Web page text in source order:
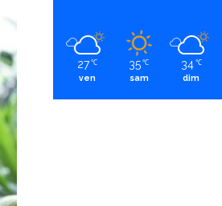
27 ℃
ven
35 ℃
sam
34 ℃
dim